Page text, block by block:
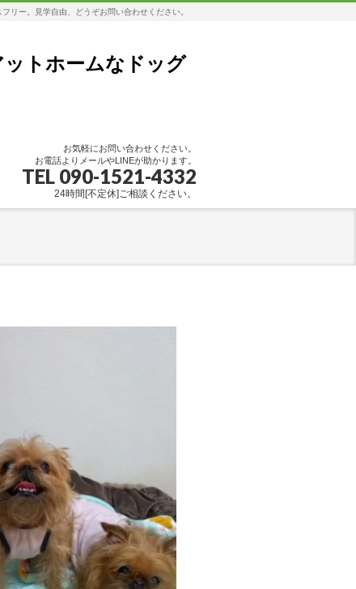
リー。見学自由、どうぞお問い合わせください。
ットホームなドッグ
お気軽にお問い合わせください。
お電話よりメールやLINEが助かります。
TEL 090-1521-4332
24時間[不定休]ご相談ください。